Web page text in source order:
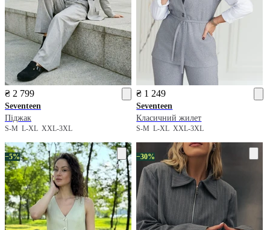
₴ 2 799
Seventeen
Піджак
S-M L-XL XXL-3XL
₴ 1 249
Seventeen
Класичний жилет
S-ML-XLXXL-3XL
−5% −30%